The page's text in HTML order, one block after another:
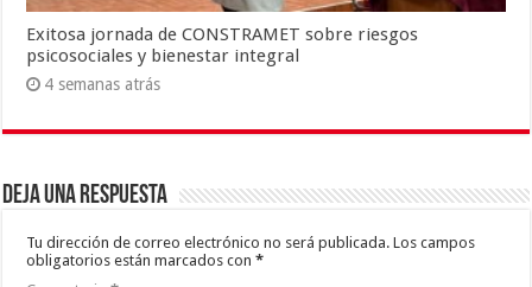
Exitosa jornada de CONSTRAMET sobre riesgos
psicosociales y bienestar integral
4 semanas atrás
Deja una respuesta
Tu dirección de correo electrónico no será publicada. Los campos
obligatorios están marcados con*